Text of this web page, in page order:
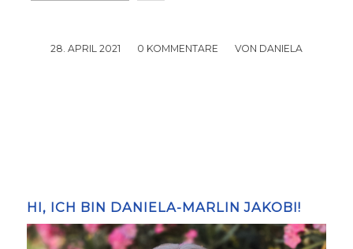
28. APRIL 2021
/ 0 KOMMENTARE
/ VON DANIELA
HI, ICH BIN DANIELA-MARLIN JAKOBI!